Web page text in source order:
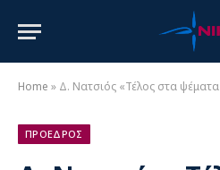
Home » Δ. Νατσιός «Τέλος στα ψέματα κατά της ΝΙΚΗΣ,
ΠΡΟΕΔΡΟΣ